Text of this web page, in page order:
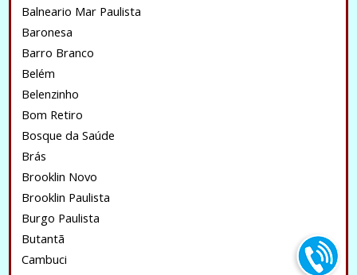
Balneario Mar Paulista
Baronesa
Barro Branco
Belém
Belenzinho
Bom Retiro
Bosque da Saúde
Brás
Brooklin Novo
Brooklin Paulista
Burgo Paulista
Butantã
Cambuci